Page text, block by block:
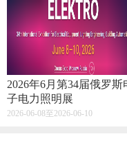
2026年6月第34届俄罗斯
子电力照明展
2026-06-08至2026-06-10